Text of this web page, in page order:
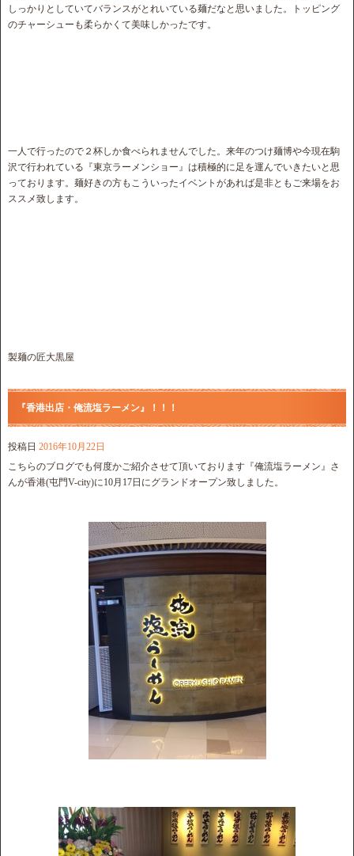
しっかりとしていてバランスがとれいている麺だなと思いました。トッピング
のチャーシューも柔らかくて美味しかったです。
一人で行ったので２杯しか食べられませんでした。来年のつけ麺博や今現在駒
沢で行われている『東京ラーメンショー』は積極的に足を運んでいきたいと思
っております。麺好きの方もこういったイベントがあれば是非ともご来場をお
ススメ致します。
製麺の匠大黒屋
『香港出店・俺流塩ラーメン』！！！
投稿日 2016年10月22日
こちらのブログでも何度かご紹介させて頂いております『俺流塩ラーメン』さ
んが香港(屯門V-city)に10月17日にグランドオープン致しました。